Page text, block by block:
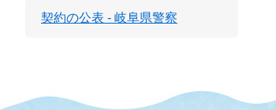
契約の公表 - 岐阜県警察